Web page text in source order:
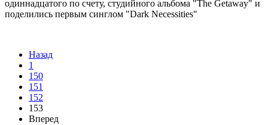
одиннадцатого по счету, студийного альбома "The Getaway" и
поделились первым синглом "Dark Necessities"
Назад
1
150
151
152
153
Вперед